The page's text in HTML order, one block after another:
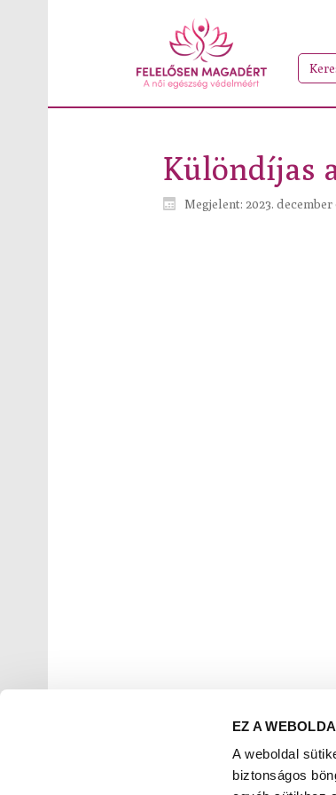
EZ A
A weboldal
biztonságos
Különdíjas
Megjelent: 2023. december